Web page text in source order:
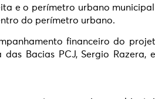
e o perímetro urbano
do perímetro urbano.
financeiro do
Bacias PCJ, Sergio